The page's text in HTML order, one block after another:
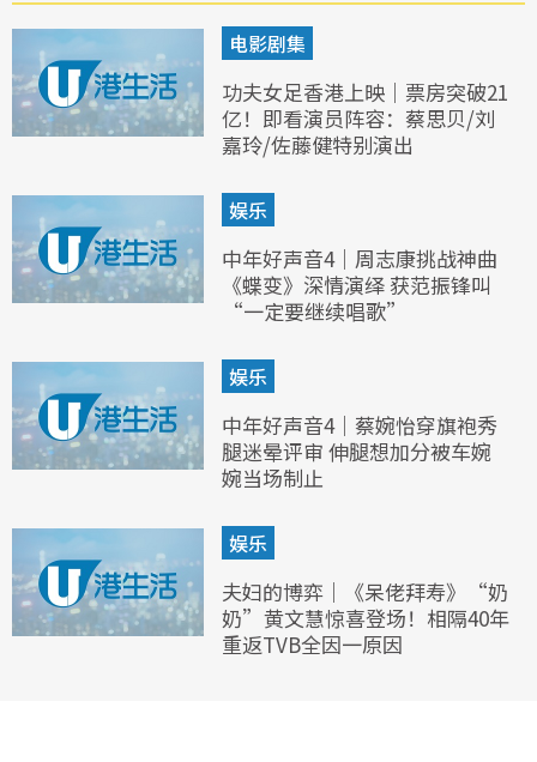
电影剧集
功夫女足香港上映｜票房突破21
亿！即看演员阵容：蔡思贝/刘
嘉玲/佐藤健特别演出
娱乐
中年好声音4｜周志康挑战神曲
《蝶变》深情演绎 获范振锋叫
“一定要继续唱歌”
娱乐
中年好声音4｜蔡婉怡穿旗袍秀
腿迷晕评审 伸腿想加分被车婉
婉当场制止
娱乐
夫妇的博弈｜《呆佬拜寿》“奶
奶”黄文慧惊喜登场！相隔40年
重返TVB全因一原因